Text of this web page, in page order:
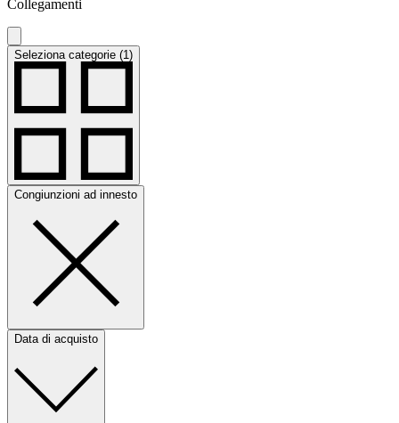
Collegamenti
Seleziona categorie (1)
Congiunzioni ad innesto
Data di acquisto